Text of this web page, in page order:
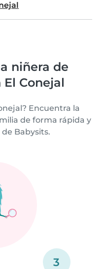
niñera de
Conejal
Encuentra la
de forma rápida y
Babysits.
3